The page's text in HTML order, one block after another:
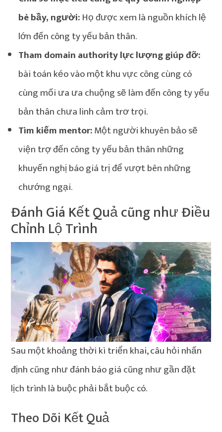
bè bầy, người:Họ được xem là nguồn khích lệ
lớn đến công ty yếu bản thân.
Tham domain authority lực lượng giúp đỡ:
bài toán kéo vào một khu vực công cùng có
cùng mối ưa ưa chuộng sẽ làm đến công ty yếu
bản thân chưa linh cảm trơ trọi.
Tìm kiếm mentor:Một người khuyên bảo sẽ
viện trợ đến công ty yếu bản thân những
khuyến nghị báo giá trị để vượt bên những
chướng ngại.
Đánh Giá Kết Quả cũng như Điều
Chỉnh Lộ Trình
Sau một khoảng thời kì triển khai, câu hỏi nhấn
định cũng như đánh báo giá cũng như gần đặt
lịch trình là buộc phải bắt buộc có.
Theo Dõi Kết Quả